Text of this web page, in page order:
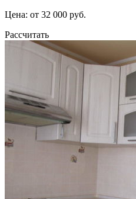
Цена: от 32 000 руб.
Рассчитать